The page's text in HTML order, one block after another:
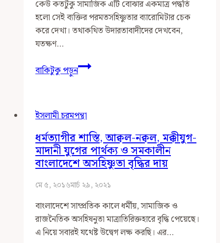
কেউ কতটুকু সামাজিক এটি বোঝার একমাত্র পদ্ধতি
হলো সেই ব্যক্তির পরমতসহিষ্ণুতার ব্যারোমিটার চেক
করে দেখা। তথাকথিত উদারতাবাদীদের দেখবেন,
যতক্ষণ…
বাকিটুকু পড়ুনআপনি
কতটুকু
বুঝবেন?
ইসলামী চরমপন্থা
ধর্মত্যাগীর শাস্তি, আক্বল-নক্বল, মক্কীযুগ-
মাদানী যুগের পার্থক্য ও সমকালীন
বাংলাদেশে অসহিষ্ণুতা বৃদ্ধির দায়
মে ৫, ২০১৬মার্চ ২৯, ২০২১
বাংলাদেশে সাম্প্রতিক কালে ধর্মীয়, সামাজিক ও
রাজনৈতিক অসহিষনুতা মাত্রাতিরিক্তহারে বৃদ্ধি পেয়েছে।
এ নিয়ে সবারই যথেষ্ট উদ্বেগ লক্ষ করছি। এর…